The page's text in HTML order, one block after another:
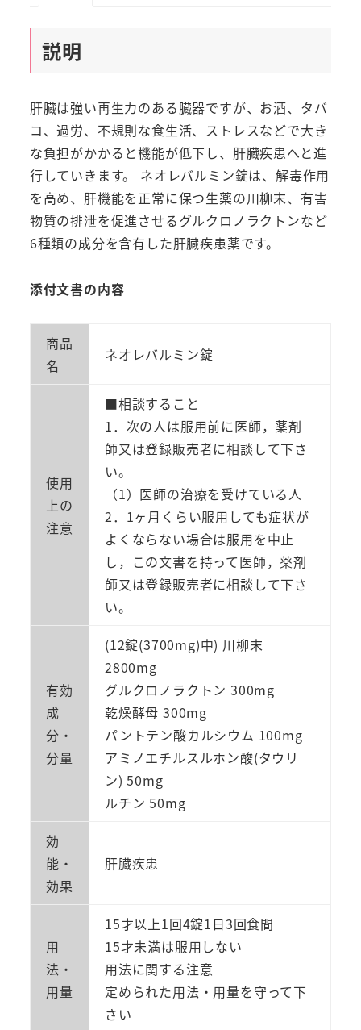
説明
肝臓は強い再生力のある臓器ですが、お酒、タバ
コ、過労、不規則な食生活、ストレスなどで大き
な負担がかかると機能が低下し、肝臓疾患へと進
行していきます。 ネオレバルミン錠は、解毒作用
を高め、肝機能を正常に保つ生薬の川柳末、有害
物質の排泄を促進させるグルクロノラクトンなど
6種類の成分を含有した肝臓疾患薬です。
添付文書の内容
商品
名
ネオレバルミン錠
使用
上の
注意
■相談すること
1．次の人は服用前に医師，薬剤
師又は登録販売者に相談して下さ
い。
（1）医師の治療を受けている人
2．1ヶ月くらい服用しても症状が
よくならない場合は服用を中止
し，この文書を持って医師，薬剤
師又は登録販売者に相談して下さ
い。
有効
成
分・
分量
(12錠(3700mg)中) 川柳末
2800mg
グルクロノラクトン 300mg
乾燥酵母 300mg
パントテン酸カルシウム 100mg
アミノエチルスルホン酸(タウリ
ン) 50mg
ルチン 50mg
効
能・
効果
肝臓疾患
用
法・
用量
15才以上1回4錠1日3回食間
15才未満は服用しない
用法に関する注意
定められた用法・用量を守って下
さい